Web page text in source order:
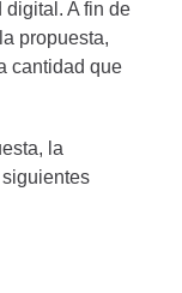
digital. A fin de
propuesta,
cantidad que
la